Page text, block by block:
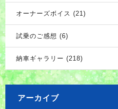
オーナーズボイス (21)
試乗のご感想 (6)
納車ギャラリー (218)
アーカイブ